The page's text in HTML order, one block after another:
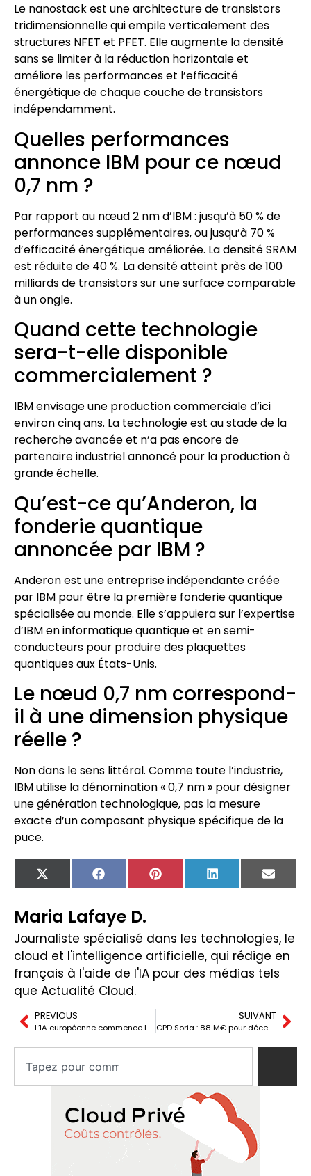
Le nanostack est une architecture de transistors
tridimensionnelle qui empile verticalement des
structures NFET et PFET. Elle augmente la densité
sans se limiter à la réduction horizontale et
améliore les performances et l’efficacité
énergétique de chaque couche de transistors
indépendamment.
Quelles performances
annonce IBM pour ce nœud
0,7 nm ?
Par rapport au nœud 2 nm d’IBM : jusqu’à 50 % de
performances supplémentaires, ou jusqu’à 70 %
d’efficacité énergétique améliorée. La densité SRAM
est réduite de 40 %. La densité atteint près de 100
milliards de transistors sur une surface comparable
à un ongle.
Quand cette technologie
sera-t-elle disponible
commercialement ?
IBM envisage une production commerciale d’ici
environ cinq ans. La technologie est au stade de la
recherche avancée et n’a pas encore de
partenaire industriel annoncé pour la production à
grande échelle.
Qu’est-ce qu’Anderon, la
fonderie quantique
annoncée par IBM ?
Anderon est une entreprise indépendante créée
par IBM pour être la première fonderie quantique
spécialisée au monde. Elle s’appuiera sur l’expertise
d’IBM en informatique quantique et en semi-
conducteurs pour produire des plaquettes
quantiques aux États-Unis.
Le nœud 0,7 nm correspond-
il à une dimension physique
réelle ?
Non dans le sens littéral. Comme toute l’industrie,
IBM utilise la dénomination « 0,7 nm » pour désigner
une génération technologique, pas la mesure
exacte d’un composant physique spécifique de la
puce.
X
(Twitter)
FacebookPinterest LinkedIn Email
Maria Lafaye D.
Journaliste spécialisé dans les technologies, le
cloud et l'intelligence artificielle, qui rédige en
français à l'aide de l'IA pour des médias tels
que Actualité Cloud.
PREVIOUS
L’IA européenne commence lorsque les fournisseurs sont capables de fournir des modèles en production
SUIVANT
CPD Soria : 88 M€ pour décentraliser le data center de la Sécurité Sociale